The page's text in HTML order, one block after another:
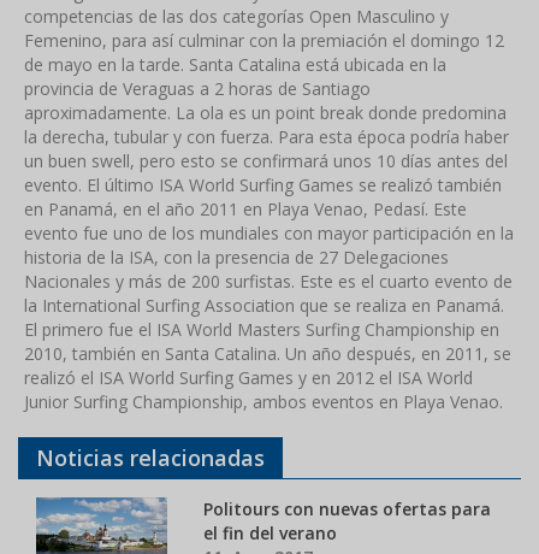
competencias de las dos categorías Open Masculino y
Femenino, para así culminar con la premiación el domingo 12
de mayo en la tarde. Santa Catalina está ubicada en la
provincia de Veraguas a 2 horas de Santiago
aproximadamente. La ola es un point break donde predomina
la derecha, tubular y con fuerza. Para esta época podría haber
un buen swell, pero esto se confirmará unos 10 días antes del
evento. El último ISA World Surfing Games se realizó también
en Panamá, en el año 2011 en Playa Venao, Pedasí. Este
evento fue uno de los mundiales con mayor participación en la
historia de la ISA, con la presencia de 27 Delegaciones
Nacionales y más de 200 surfistas. Este es el cuarto evento de
la International Surfing Association que se realiza en Panamá.
El primero fue el ISA World Masters Surfing Championship en
2010, también en Santa Catalina. Un año después, en 2011, se
realizó el ISA World Surfing Games y en 2012 el ISA World
Junior Surfing Championship, ambos eventos en Playa Venao.
Noticias relacionadas
Politours con nuevas ofertas para
el fin del verano